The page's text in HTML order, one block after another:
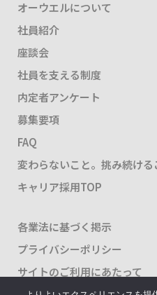
オーウエルについて
社員紹介
座談会
社員を支える制度
内定者アンケート
募集要項
FAQ
変わらないこと。挑み続ける
キャリア採用TOP
各業法に基づく掲示
プライバシーポリシー
サイトのご利用にあたって